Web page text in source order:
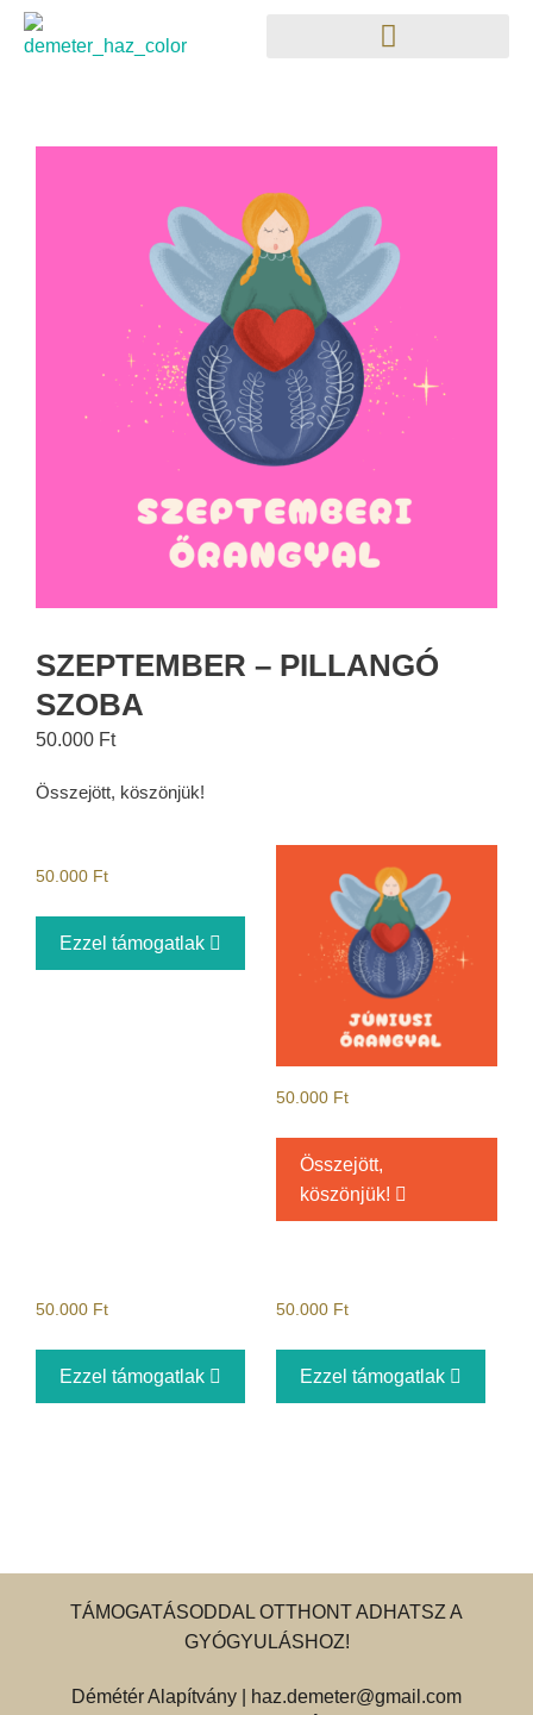
SZEPTEMBER – PILLANGÓ
SZOBA
50.000 Ft
Összejött, köszönjük!
50.000 Ft
Ezzel támogatlak
50.000 Ft
Összejött,
köszönjük!
50.000 Ft
Ezzel támogatlak
50.000 Ft
Ezzel támogatlak
TÁMOGATÁSODDAL OTTHONT ADHATSZ A
GYÓGYULÁSHOZ!
Démétér Alapítvány |
haz.demeter@gmail.com